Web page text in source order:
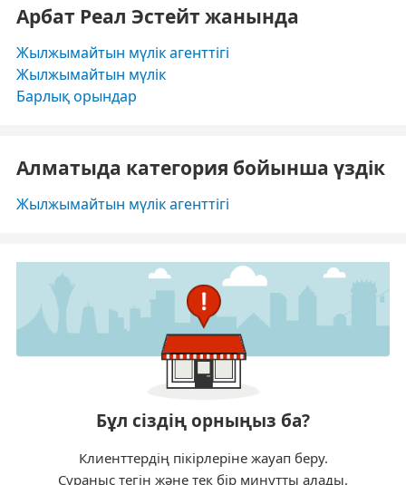
Арбат Реал Эстейт жанында
Жылжымайтын мүлік агенттігі
Жылжымайтын мүлік
Барлық орындар
Алматыда категория бойынша үздік
Жылжымайтын мүлік агенттігі
Бұл сіздің орныңыз ба?
Клиенттердің пікірлеріне жауап беру.
Сұраныс тегін және тек бір минутты алады.